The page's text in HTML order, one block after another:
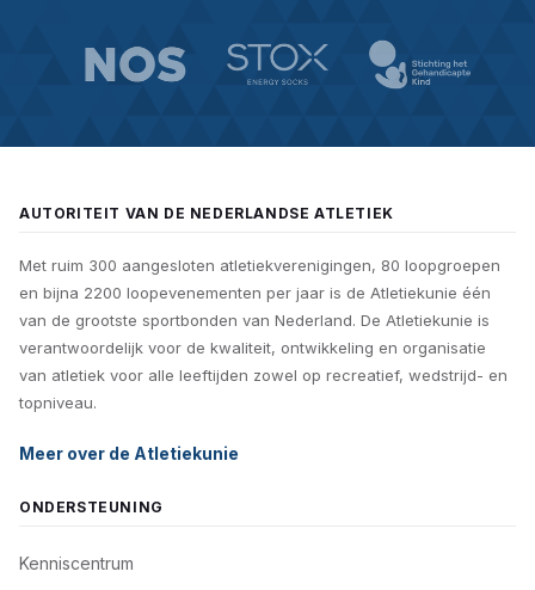
AUTORITEIT VAN DE NEDERLANDSE ATLETIEK
Met ruim 300 aangesloten atletiekverenigingen, 80 loopgroepen
en bijna 2200 loopevenementen per jaar is de Atletiekunie één
van de grootste sportbonden van Nederland. De Atletiekunie is
verantwoordelijk voor de kwaliteit, ontwikkeling en organisatie
van atletiek voor alle leeftijden zowel op recreatief, wedstrijd- en
topniveau.
Meer over de Atletiekunie
ONDERSTEUNING
Kenniscentrum